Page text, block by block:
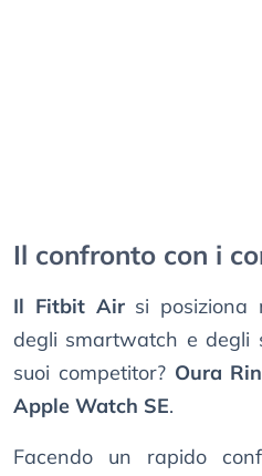
Il confronto con i
Il Fitbit Airsi posiziona
degli smartwatch e degli
suoi competitor? Oura
Apple Watch SE.
Facendo un rapido